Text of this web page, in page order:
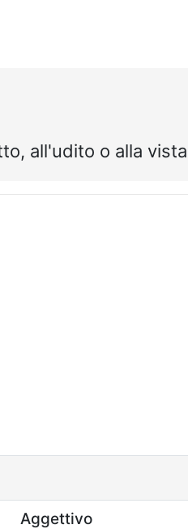
all'udito o alla vista
Aggettivo